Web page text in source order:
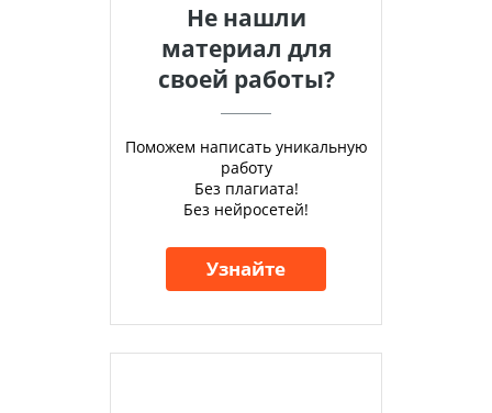
Не нашли
материал для
своей работы?
Поможем написать уникальную
работу
Без плагиата!
Без нейросетей!
Узнайте